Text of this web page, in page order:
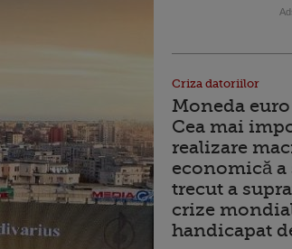
Criza datoriilor
Moneda
Cea mai
realizare
economică
trecut a
crize
handicapat